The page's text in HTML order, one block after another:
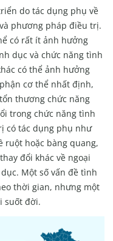
do tác dụng phụ về
phương pháp điều trị.
có rất ít ảnh hưởng
dục và chức năng tình
có thể ảnh hưởng
cơ thể nhất định,
thương chức năng
trong chức năng tình
có tác dụng phụ như
ruột hoặc bàng quang,
đổi khác về ngoại
Một số vấn đề tình
thời gian, nhưng một
suốt đời.